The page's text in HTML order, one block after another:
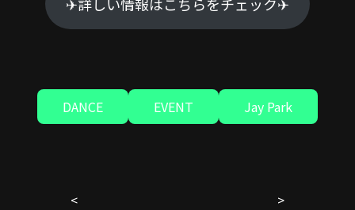
DANCE EVENT Jay Park
< >